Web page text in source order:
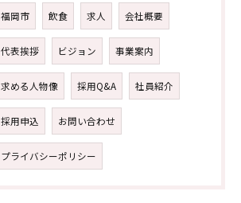
福岡市 飲食 求人 会社概要
代表挨拶 ビジョン 事業案内
求める人物像 採用Q&A 社員紹介
採用申込 お問い合わせ
プライバシーポリシー